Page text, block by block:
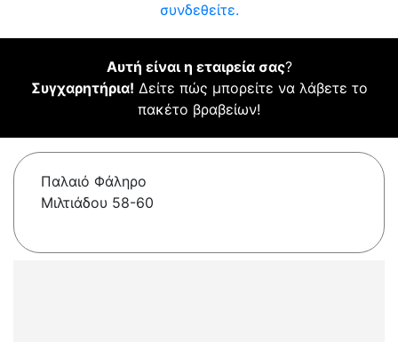
συνδεθείτε.
Αυτή είναι η εταιρεία σας?
Συγχαρητήρια! Δείτε πώς μπορείτε να λάβετε το
πακέτο βραβείων!
Παλαιό Φάληρο
Μιλτιάδου 58-60